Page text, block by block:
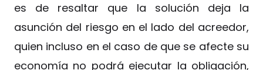
es de resaltar que la solución deja la
asunción del riesgo en el lado del acreedor,
quien incluso en el caso de que se afecte su
economía no podrá ejecutar la obligación,